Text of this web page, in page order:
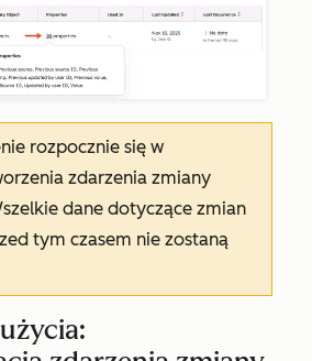
rozpocznie się w
zdarzenia zmiany
dane dotyczące zmian
tym czasem nie zostaną